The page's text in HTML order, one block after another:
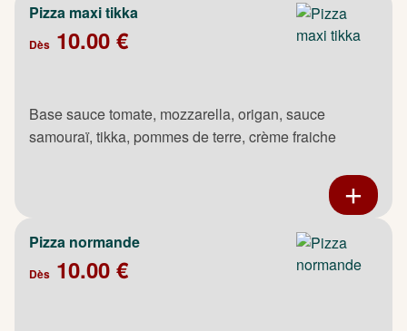
Pizza maxi tikka
Dès 10.00 €
Base sauce tomate, mozzarella, origan, sauce
samouraï, tikka, pommes de terre, crème fraiche
Pizza normande
Dès 10.00 €